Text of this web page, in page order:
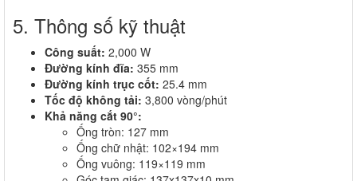
5. Thông số kỹ thuật
Công suất: 2,000 W
Đường kính đĩa: 355 mm
Đường kính trục cốt: 25.4 mm
Tốc độ không tải: 3,800 vòng/phút
Khả năng cắt 90°:
Ống tròn: 127 mm
Ống chữ nhật: 102×194 mm
Ống vuông: 119×119 mm